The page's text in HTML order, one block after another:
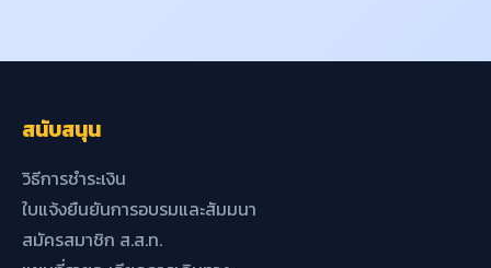
สนับสนุน
วิธีการชำระเงิน
ใบแจ้งยืนยันการอบรมและสัมมนา
สมัครสมาชิก ส.ส.ท.